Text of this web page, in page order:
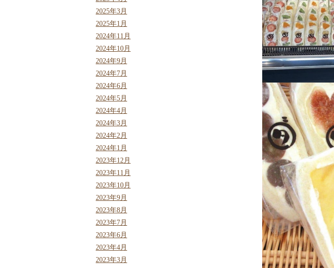
2025年3月
2025年1月
2024年11月
2024年10月
2024年9月
2024年7月
2024年6月
2024年5月
2024年4月
2024年3月
2024年2月
2024年1月
2023年12月
2023年11月
2023年10月
2023年9月
2023年8月
2023年7月
2023年6月
2023年4月
2023年3月